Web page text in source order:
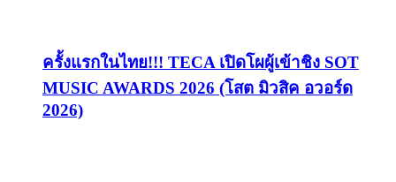
ครั้งแรกในไทย!!! TECA เปิดโผผู้เข้าชิง SOT
MUSIC AWARDS 2026 (โสต มิวสิค อวอร์ด
2026)